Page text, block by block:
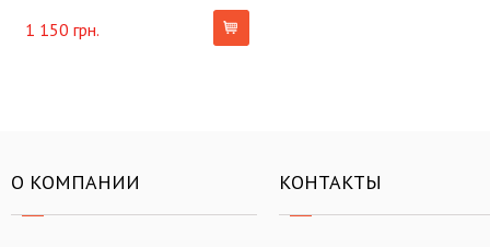
1 150 грн.
О КОМПАНИИ КОНТАКТЫ